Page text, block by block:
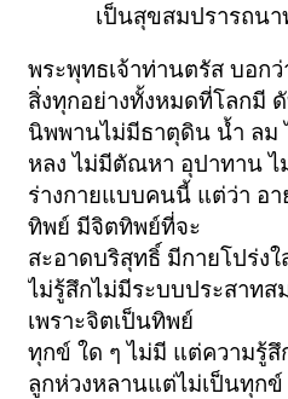
เป็นสุขสมปรารถนา
พระพุทธเจ้าท่านตรัส บอก
สิ่งทุกอย่างทั้งหมดที่โลกมี
นิพพานไม่มีธาตุดิน น้ำ ลม
หลง ไม่มีตัณหา อุปาทาน ไ
ร่างกายแบบคนนี้ แต่ว่า อ
ทิพย์ มีจิตทิพย์ที่จะ
สะอาดบริสุทธิ์ มีกายโปร่งใ
ไม่รู้สึกไม่มีระบบประสาทส
เพราะจิตเป็นทิพย์
ทุกข์ ใด ๆ ไม่มี แต่ความรู้สึ
ลูกห่วงหลานแต่ไม่เป็นทุกข์